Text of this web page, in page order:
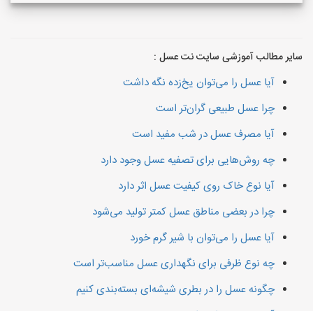
سایر مطالب آموزشی سایت نت عسل :
آیا عسل را می‌توان یخ‌زده نگه داشت
چرا عسل طبیعی گران‌تر است
آیا مصرف عسل در شب مفید است
چه روش‌هایی برای تصفیه عسل وجود دارد
آیا نوع خاک روی کیفیت عسل اثر دارد
چرا در بعضی مناطق عسل کمتر تولید می‌شود
آیا عسل را می‌توان با شیر گرم خورد
چه نوع ظرفی برای نگهداری عسل مناسب‌تر است
چگونه عسل را در بطری شیشه‌ای بسته‌بندی کنیم